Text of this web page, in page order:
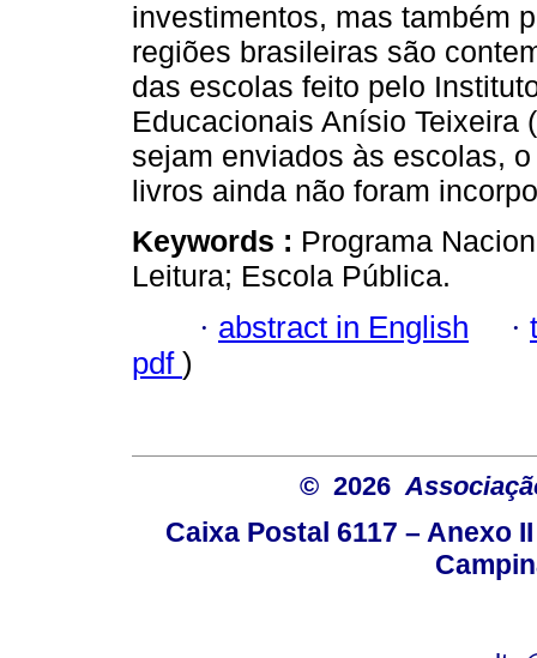
investimentos, mas também
regiões brasileiras são
das escolas feito pelo
Educacionais Anísio Teixeira
sejam enviados às escolas,
livros ainda não foram
Keywords : Programa
Leitura; Escola Pública.
· abstract in English ·
pdf )
© 2026
Caixa Postal 6117 – Anexo